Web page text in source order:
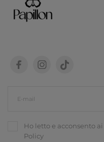
Ho letto e acconsento ai
Policy